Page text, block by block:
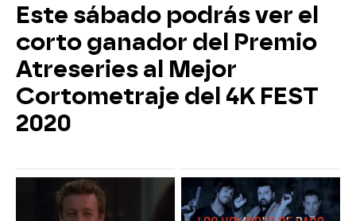
Este sábado podrás ver el
corto ganador del Premio
Atreseries al Mejor
Cortometraje del 4K FEST
2020